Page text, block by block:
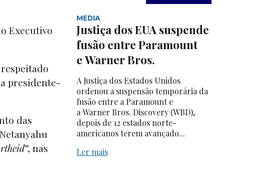
Executivo
presidente-
das
”, nas
MEDIA
Justiça dos EUA suspende
fusão entre Paramount
e Warner Bros.
A Justiça dos Estados Unidos
ordenou a suspensão temporária da
fusão entre a Paramount e
a Warner Bros. Discovery (WBD),
depois de 12 estados norte-
americanos terem avançado...
Ler mais